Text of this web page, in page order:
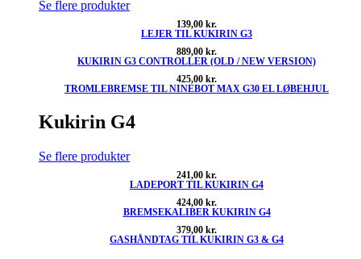
Se flere produkter
139,00 kr.
LEJER TIL KUKIRIN G3
889,00 kr.
KUKIRIN G3 CONTROLLER (OLD / NEW VERSION)
425,00 kr.
TROMLEBREMSE TIL NINEBOT MAX G30 EL LØBEHJUL
Kukirin G4
Se flere produkter
241,00 kr.
LADEPORT TIL KUKIRIN G4
424,00 kr.
BREMSEKALIBER KUKIRIN G4
379,00 kr.
GASHÅNDTAG TIL KUKIRIN G3 & G4